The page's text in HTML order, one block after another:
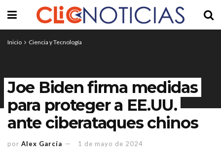
Inicio Ciencia y Tecnología
Joe Biden firma medidas
para proteger a EE.UU.
ante ciberataques chinos
por Alex García 1 de mayo de 2024